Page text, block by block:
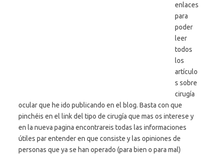
enlaces
para
poder
leer
todos
los
artículo
s sobre
cirugía
ocular que he ido publicando en el blog. Basta con que
pinchéis en el link del tipo de cirugía que mas os interese y
en la nueva pagina encontrareis todas las informaciones
útiles par entender en que consiste y las opiniones de
personas que ya se han operado (para bien o para mal)